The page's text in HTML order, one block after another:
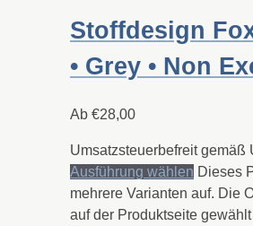
Stoffdesign
• Grey • Non
Ab €28,00
Umsatzsteuerbefreit gemäß
Ausführung wählen Dieses
mehrere Varianten auf. Die
auf der Produktseite